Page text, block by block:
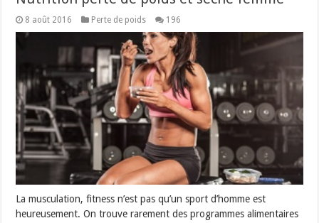
8 août 2016 Perte de poids 196
La musculation, fitness n’est pas qu’un sport d’homme est
heureusement. On trouve rarement des programmes alimentaires